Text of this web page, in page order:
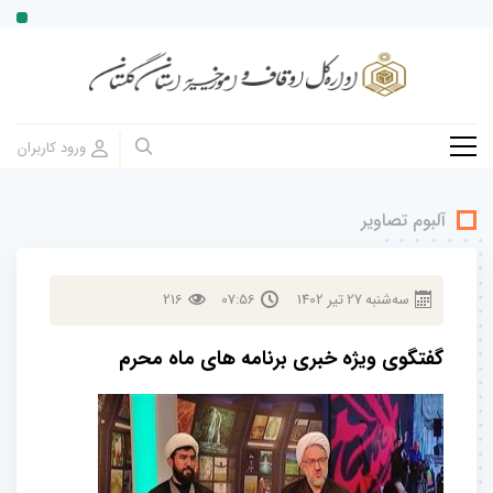
آلبوم تصاویر
سه‌شنبه27تير 1402
07:56
216
گفتگوی ویژه خبری برنامه های ماه محرم